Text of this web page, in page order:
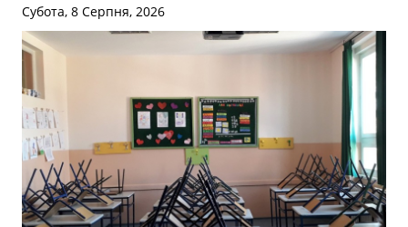
Субота, 8 Серпня, 2026